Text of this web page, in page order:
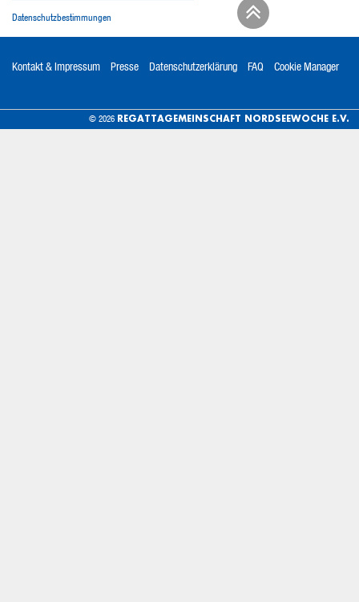
Datenschutzbestimmungen
Kontakt & Impressum Presse Datenschutzerklärung FAQ Cookie Manager
© 2026 REGATTAGEMEINSCHAFT NORDSEEWOCHE E.V.